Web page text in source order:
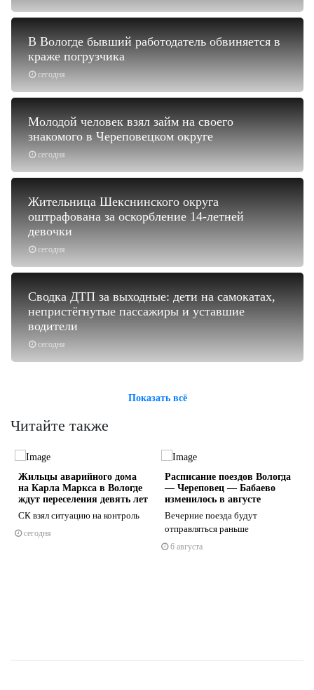
сегодня
В Вологде бывший работодатель обвиняется в
краже погрузчика
сегодня
Молодой человек взял займ на своего
знакомого в Череповецком округе
сегодня
Жительница Шекснинского округа
оштрафована за оскорбление 14-летней
девочки
сегодня
Сводка ДТП за выходные: дети на самокатах,
непристёгнутые пассажиры и уставшие
водители
Показать всё
Читайте также
Жильцы аварийного дома
на Карла Маркса в Вологде
ждут переселения девять лет
СК взял ситуацию на контроль
сегодня
Расписание поездов Вологда
— Череповец — Бабаево
изменилось в августе
Вечерние поезда будут
отправляться раньше
6 августа